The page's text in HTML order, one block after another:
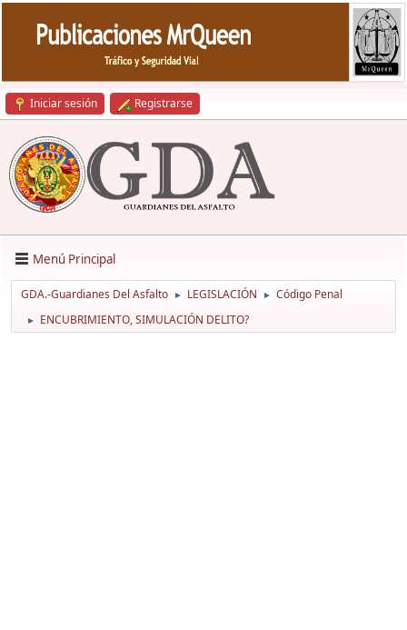
Iniciar sesión Registrarse
Menú Principal
GDA.-Guardianes Del Asfalto ► LEGISLACIÓN ► Código Penal
► ENCUBRIMIENTO, SIMULACIÓN DELITO?